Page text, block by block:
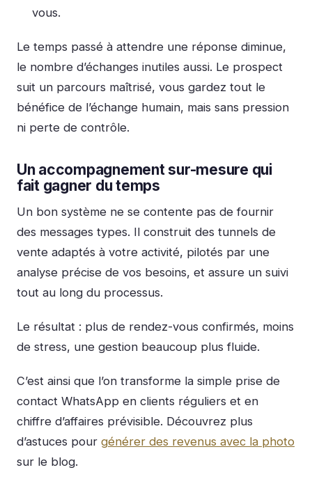
vous.
Le temps passé à attendre une réponse diminue,
le nombre d’échanges inutiles aussi. Le prospect
suit un parcours maîtrisé, vous gardez tout le
bénéfice de l’échange humain, mais sans pression
ni perte de contrôle.
Un accompagnement sur-mesure qui
fait gagner du temps
Un bon système ne se contente pas de fournir
des messages types. Il construit des tunnels de
vente adaptés à votre activité, pilotés par une
analyse précise de vos besoins, et assure un suivi
tout au long du processus.
Le résultat : plus de rendez-vous confirmés, moins
de stress, une gestion beaucoup plus fluide.
C’est ainsi que l’on transforme la simple prise de
contact WhatsApp en clients réguliers et en
chiffre d’affaires prévisible. Découvrez plus
d’astuces pour générer des revenus avec la photo
sur le blog.